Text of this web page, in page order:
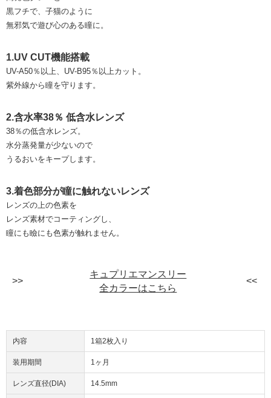
黒フチで、子猫のように
無邪気で遊び心のある瞳に。
1.UV CUT機能搭載
UV-A50％以上、UV-B95％以上カット。
紫外線から瞳を守ります。
2.含水率38％ 低含水レンズ
38％の低含水レンズ。
水分蒸発量が少ないので
うるおいをキープします。
3.着色部分が瞳に触れないレンズ
レンズの上の色素を
レンズ素材でコーティングし、
瞳にも瞼にも色素が触れません。
キュプリエマンスリー
全カラーはこちら
内容 1箱2枚入り
装用期間 1ヶ月
レンズ直径(DIA) 14.5mm